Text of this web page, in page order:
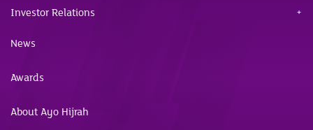
Investor Relations
News
Awards
About Ayo Hijrah